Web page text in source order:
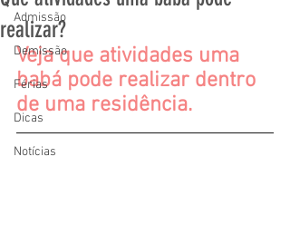
Admissão
Demissão
Férias
Dicas
Notícias
realizar?
Veja que atividades uma
babá pode realizar dentro
de uma residência.